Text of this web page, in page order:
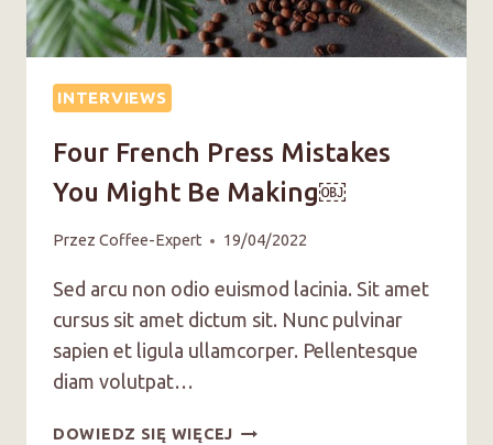
INTERVIEWS
Four French Press Mistakes
You Might Be Making￼
Przez Coffee-Expert 19/04/2022
Sed arcu non odio euismod lacinia. Sit amet
cursus sit amet dictum sit. Nunc pulvinar
sapien et ligula ullamcorper. Pellentesque
diam volutpat…
DOWIEDZ SIĘ WIĘCEJFOUR